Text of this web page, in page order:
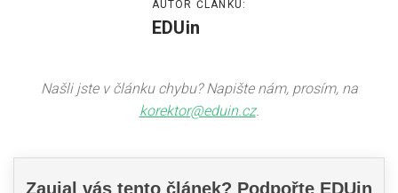
AUTOR ČLÁNKU:
EDUin
Našli jste v článku chybu? Napište nám, prosím, na
korektor@eduin.cz.